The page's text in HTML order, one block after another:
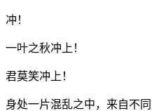
冲！
一叶之秋冲上！
君莫笑冲上！
身处一片混乱之中，来自不